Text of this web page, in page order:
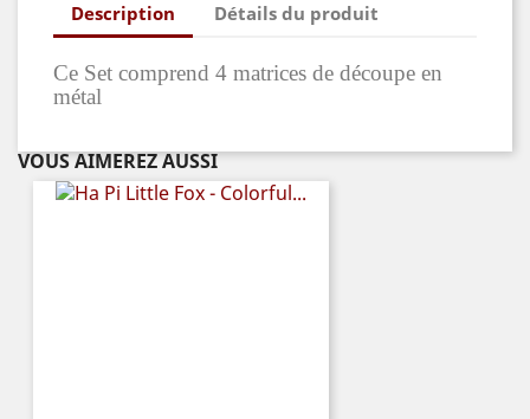
Description Détails du produit
Ce Set comprend 4 matrices de découpe en
métal
VOUS AIMEREZ AUSSI